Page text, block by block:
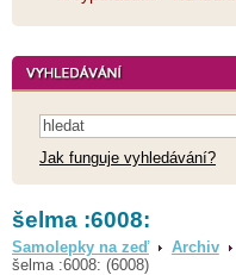
Jak funguje vyhledávání?
šelma :6008:
Samolepky na zeď Archiv
šelma :6008: (6008)